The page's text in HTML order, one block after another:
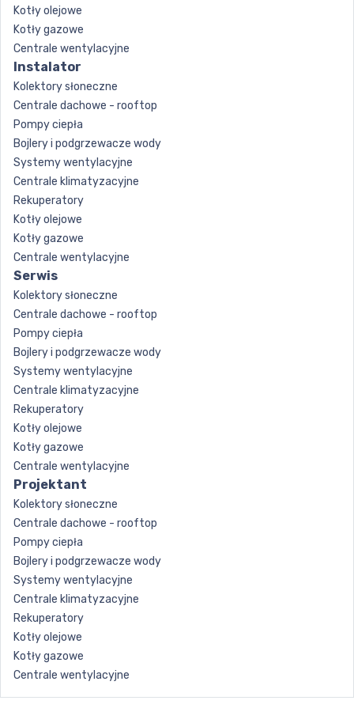
Kotły olejowe
Kotły gazowe
Centrale wentylacyjne
Instalator
Kolektory słoneczne
Centrale dachowe - rooftop
Pompy ciepła
Bojlery i podgrzewacze wody
Systemy wentylacyjne
Centrale klimatyzacyjne
Rekuperatory
Kotły olejowe
Kotły gazowe
Centrale wentylacyjne
Serwis
Kolektory słoneczne
Centrale dachowe - rooftop
Pompy ciepła
Bojlery i podgrzewacze wody
Systemy wentylacyjne
Centrale klimatyzacyjne
Rekuperatory
Kotły olejowe
Kotły gazowe
Centrale wentylacyjne
Projektant
Kolektory słoneczne
Centrale dachowe - rooftop
Pompy ciepła
Bojlery i podgrzewacze wody
Systemy wentylacyjne
Centrale klimatyzacyjne
Rekuperatory
Kotły olejowe
Kotły gazowe
Centrale wentylacyjne